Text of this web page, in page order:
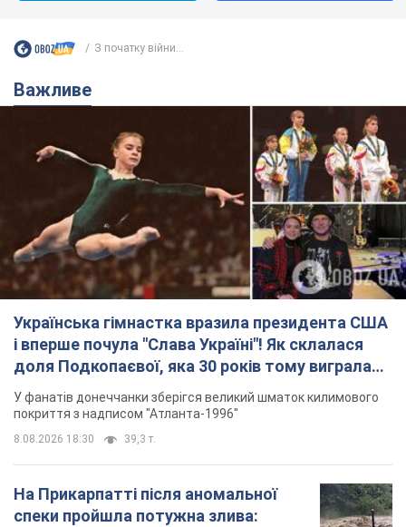
З початку війни...
Важливе
Українська гімнастка вразила президента США
і вперше почула "Слава Україні"! Як склалася
доля Подкопаєвої, яка 30 років тому виграла
"золото" Олімпіади
У фанатів донеччанки зберігся великий шматок килимового
покриття з надписом "Атланта-1996"
8.08.2026 18:30 39,3 т.
На Прикарпатті після аномальної
спеки пройшла потужна злива: